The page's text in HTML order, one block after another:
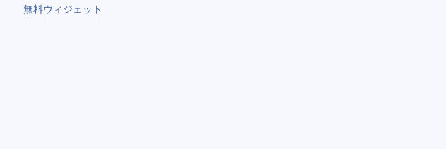
無料ウィジェット